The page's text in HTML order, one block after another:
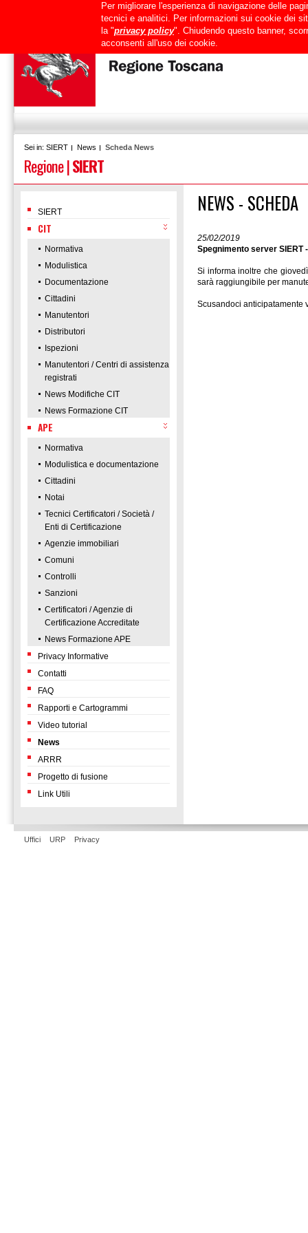
Mappa del sito RTRT Intranet
Sei in: SIERT News Scheda News
Regione|SIERT
SIERT
CIT
Normativa
Modulistica
Documentazione
Cittadini
Manutentori
Distributori
Ispezioni
Manutentori / Centri di assistenza
registrati
News Modifiche CIT
News Formazione CIT
APE
Normativa
Modulistica e documentazione
Cittadini
Notai
Tecnici Certificatori / Società /
Enti di Certificazione
Agenzie immobiliari
Comuni
Controlli
Sanzioni
Certificatori / Agenzie di
Certificazione Accreditate
News Formazione APE
Privacy Informative
Contatti
FAQ
Rapporti e Cartogrammi
Video tutorial
News
ARRR
Progetto di fusione
Link Utili
NEWS - SCHEDA
25/02/2019
Spegnimento server SIERT
Si informa inoltre che
sarà raggiungibile per
Scusandoci anticipatamente
Uffici URP Privacy
Per migliorare l'esperienza di navigazione delle
tecnici e analitici. Per informazioni sui cookie dei
la "privacy policy". Chiudendo questo banner,
acconsenti all'uso dei cookie.